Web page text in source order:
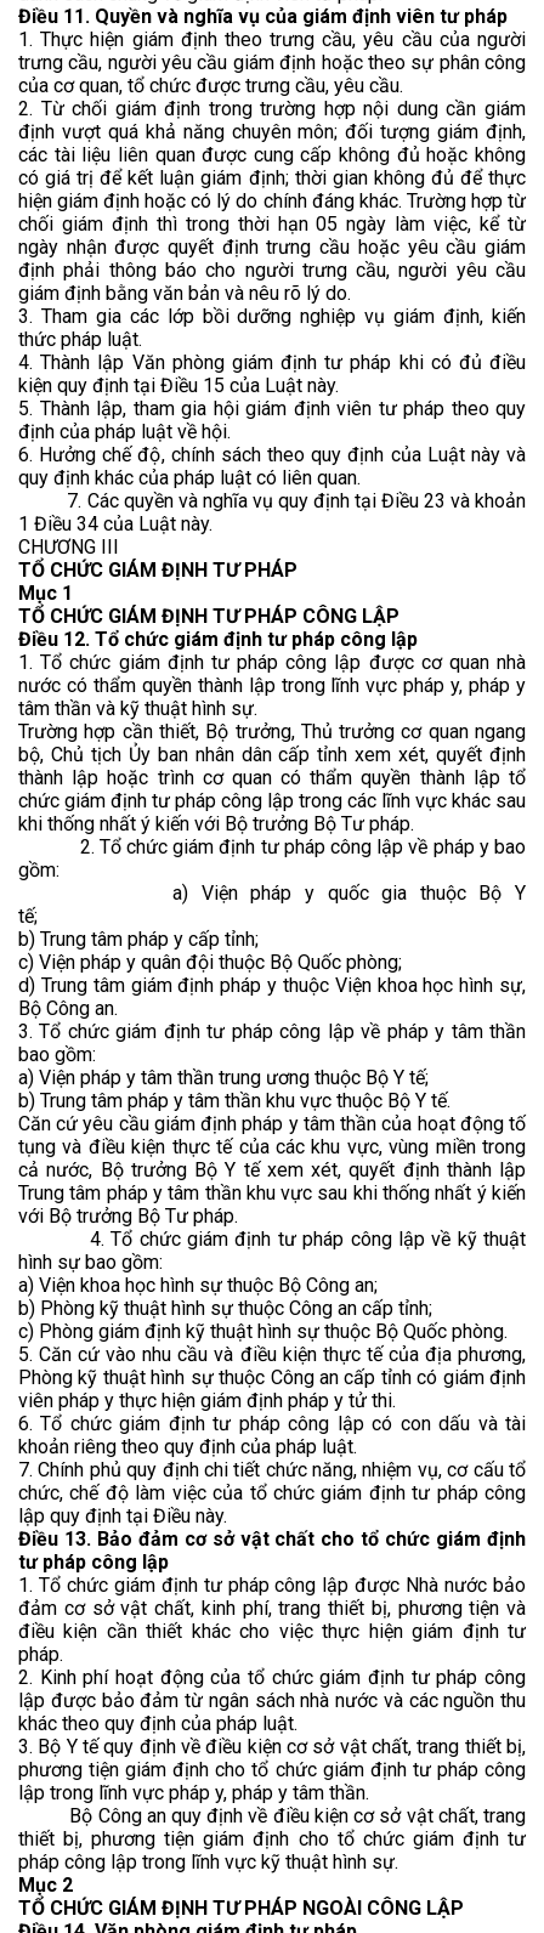
Điều 11. Quyền và nghĩa vụ của giám định viên tư pháp
1. Thực hiện giám định theo trưng cầu, yêu cầu của người
trưng cầu, người yêu cầu giám định hoặc theo sự phân công
của cơ quan, tổ chức được trưng cầu, yêu cầu.
2. Từ chối giám định trong trường hợp nội dung cần giám
định vượt quá khả năng chuyên môn; đối tượng giám định,
các tài liệu liên quan được cung cấp không đủ hoặc không
có giá trị để kết luận giám định; thời gian không đủ để thực
hiện giám định hoặc có lý do chính đáng khác. Trường hợp từ
chối giám định thì trong thời hạn 05 ngày làm việc, kể từ
ngày nhận được quyết định trưng cầu hoặc yêu cầu giám
định phải thông báo cho người trưng cầu, người yêu cầu
giám định bằng văn bản và nêu rõ lý do.
3. Tham gia các lớp bồi dưỡng nghiệp vụ giám định, kiến
thức pháp luật.
4. Thành lập Văn phòng giám định tư pháp khi có đủ điều
kiện quy định tại Điều 15 của Luật này.
5. Thành lập, tham gia hội giám định viên tư pháp theo quy
định của pháp luật về hội.
6. Hưởng chế độ, chính sách theo quy định của Luật này và
quy định khác của pháp luật có liên quan.
7. Các quyền và nghĩa vụ quy định tại Điều 23 và khoản
1 Điều 34 của Luật này.
CHƯƠNG III
TỔ CHỨC GIÁM ĐỊNH TƯ PHÁP
Mục 1
TỔ CHỨC GIÁM ĐỊNH TƯ PHÁP CÔNG LẬP
Điều 12. Tổ chức giám định tư pháp công lập
1. Tổ chức giám định tư pháp công lập được cơ quan nhà
nước có thẩm quyền thành lập trong lĩnh vực pháp y, pháp y
tâm thần và kỹ thuật hình sự.
Trường hợp cần thiết, Bộ trưởng, Thủ trưởng cơ quan ngang
bộ, Chủ tịch Ủy ban nhân dân cấp tỉnh xem xét, quyết định
thành lập hoặc trình cơ quan có thẩm quyền thành lập tổ
chức giám định tư pháp công lập trong các lĩnh vực khác sau
khi thống nhất ý kiến với Bộ trưởng Bộ Tư pháp.
2. Tổ chức giám định tư pháp công lập về pháp y bao
gồm:
a) Viện pháp y quốc gia thuộc Bộ Y
tế;
b) Trung tâm pháp y cấp tỉnh;
c) Viện pháp y quân đội thuộc Bộ Quốc phòng;
d) Trung tâm giám định pháp y thuộc Viện khoa học hình sự,
Bộ Công an.
3. Tổ chức giám định tư pháp công lập về pháp y tâm thần
bao gồm:
a) Viện pháp y tâm thần trung ương thuộc Bộ Y tế;
b) Trung tâm pháp y tâm thần khu vực thuộc Bộ Y tế.
Căn cứ yêu cầu giám định pháp y tâm thần của hoạt động tố
tụng và điều kiện thực tế của các khu vực, vùng miền trong
cả nước, Bộ trưởng Bộ Y tế xem xét, quyết định thành lập
Trung tâm pháp y tâm thần khu vực sau khi thống nhất ý kiến
với Bộ trưởng Bộ Tư pháp.
4. Tổ chức giám định tư pháp công lập về kỹ thuật
hình sự bao gồm:
a) Viện khoa học hình sự thuộc Bộ Công an;
b) Phòng kỹ thuật hình sự thuộc Công an cấp tỉnh;
c) Phòng giám định kỹ thuật hình sự thuộc Bộ Quốc phòng.
5. Căn cứ vào nhu cầu và điều kiện thực tế của địa phương,
Phòng kỹ thuật hình sự thuộc Công an cấp tỉnh có giám định
viên pháp y thực hiện giám định pháp y tử thi.
6. Tổ chức giám định tư pháp công lập có con dấu và tài
khoản riêng theo quy định của pháp luật.
7. Chính phủ quy định chi tiết chức năng, nhiệm vụ, cơ cấu tổ
chức, chế độ làm việc của tổ chức giám định tư pháp công
lập quy định tại Điều này.
Điều 13. Bảo đảm cơ sở vật chất cho tổ chức giám định
tư pháp công lập
1. Tổ chức giám định tư pháp công lập được Nhà nước bảo
đảm cơ sở vật chất, kinh phí, trang thiết bị, phương tiện và
điều kiện cần thiết khác cho việc thực hiện giám định tư
pháp.
2. Kinh phí hoạt động của tổ chức giám định tư pháp công
lập được bảo đảm từ ngân sách nhà nước và các nguồn thu
khác theo quy định của pháp luật.
3. Bộ Y tế quy định về điều kiện cơ sở vật chất, trang thiết bị,
phương tiện giám định cho tổ chức giám định tư pháp công
lập trong lĩnh vực pháp y, pháp y tâm thần.
Bộ Công an quy định về điều kiện cơ sở vật chất, trang
thiết bị, phương tiện giám định cho tổ chức giám định tư
pháp công lập trong lĩnh vực kỹ thuật hình sự.
Mục 2
TỔ CHỨC GIÁM ĐỊNH TƯ PHÁP NGOÀI CÔNG LẬP